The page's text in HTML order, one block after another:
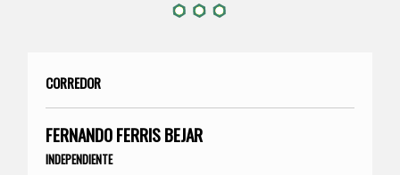
CORREDOR
FERNANDO FERRIS BEJAR
INDEPENDIENTE